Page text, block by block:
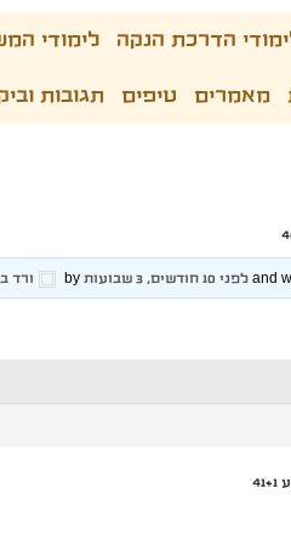
הדרכת הנקה לימודי
מאמרים טיפים תגובות
לפני 10 חודשים, 3 שבועות by ורד